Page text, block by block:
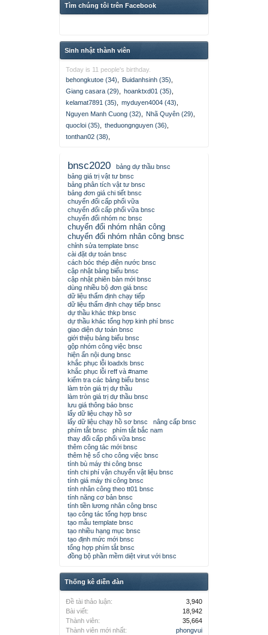
Tìm chúng tôi trên Facebook
Sinh nhật thành viên
Today is 11 people's birthday.
behongkutoe (34)
Buidanhsinh (35)
Giang casara (29)
hoanktxd01 (35)
kelamat7891 (35)
myduyen4004 (43)
Nguyen Manh Cuong (32)
Nhã Quyên (29)
quocloi (35)
theduongnguyen (36)
tonthan02 (38)
bnsc2020
bảng dự thầu bnsc
bảng giá trị vật tư bnsc
bảng phân tích vật tư bnsc
bảng đơn giá chi tiết bnsc
chuyển đổi cấp phối vữa
chuyển đổi cấp phối vữa bnsc
chuyển đổi nhóm nc bnsc
chuyển đổi nhóm nhân công
chuyển đổi nhóm nhân công bnsc
chỉnh sửa template bnsc
cài đặt dự toán bnsc
cách bóc thép điện nước bnsc
cập nhật bảng biểu bnsc
cập nhật phiên bản mới bnsc
dùng nhiều bộ đơn giá bnsc
dữ liệu thẩm định chạy tiếp
dữ liệu thẩm định chạy tiếp bnsc
dự thầu khác thkp bnsc
dự thầu khác tổng hợp kinh phí bnsc
giao diện dự toán bnsc
giới thiệu bảng biểu bnsc
gộp nhóm công việc bnsc
hiện ẩn nội dung bnsc
khắc phục lỗi loadxls bnsc
khắc phục lỗi reff và #name
kiểm tra các bảng biểu bnsc
làm tròn giá trị dự thầu
làm tròn giá trị dự thầu bnsc
lưu giá thông báo bnsc
lấy dữ liệu chạy hồ sơ
lấy dữ liệu chạy hồ sơ bnsc
nâng cấp bnsc
phím tắt bnsc
phím tắt bắc nam
thay đổi cấp phối vữa bnsc
thêm công tác mới bnsc
thêm hệ số cho công việc bnsc
tính bù máy thi công bnsc
tính chi phí vận chuyển vật liệu bnsc
tính giá máy thi công bnsc
tính nhân công theo tt01 bnsc
tính năng cơ bản bnsc
tính tiền lương nhân công bnsc
tạo công tác tổng hợp bnsc
tạo mẫu template bnsc
tạo nhiều hạng mục bnsc
tạo định mức mới bnsc
tổng hợp phím tắt bnsc
đồng bộ phần mềm diệt virut với bnsc
Thống kê diễn đàn
Đề tài thảo luận:
3,940
Bài viết:
18,942
Thành viên:
35,664
Thành viên mới nhất:
phongvui